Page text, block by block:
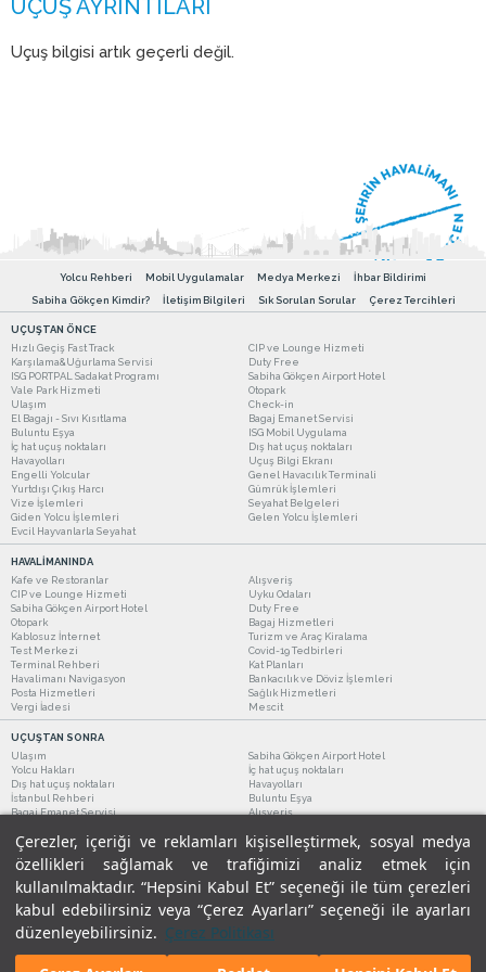
Çerezler, içeriği ve reklamları kişiselleştirmek, sosyal medya
özellikleri sağlamak ve trafiğimizi analiz etmek için
kullanılmaktadır. “Hepsini Kabul Et” seçeneği ile tüm çerezleri
kabul edebilirsiniz veya “Çerez Ayarları” seçeneği ile ayarları
düzenleyebilirsiniz. Çerez Politikası
Uçuş bilgisi artık geçerli değil.
Yolcu Rehberi Mobil Uygulamalar Medya Merkezi
İhbar Bildirimi
Sabiha Gökçen Kimdir?
İletişim Bilgileri Sık Sorulan Sorular Çerez Tercihleri
UÇUŞTAN ÖNCE
Hızlı Geçiş Fast Track
CIP ve Lounge Hizmeti
Karşılama&Uğurlama Servisi
Duty Free
ISG PORTPAL Sadakat Programı
Sabiha Gökçen Airport Hotel
Vale Park Hizmeti
Otopark
Ulaşım
Check-in
El Bagajı - Sıvı Kısıtlama
Bagaj Emanet Servisi
Buluntu Eşya
ISG Mobil Uygulama
İç hat uçuş noktaları
Dış hat uçuş noktaları
Havayolları
Uçuş Bilgi Ekranı
Engelli Yolcular
Genel Havacılık Terminali
Yurtdışı Çıkış Harcı
Gümrük İşlemleri
Vize İşlemleri
Seyahat Belgeleri
Giden Yolcu İşlemleri
Gelen Yolcu İşlemleri
Evcil Hayvanlarla Seyahat
HAVALİMANINDA
Kafe ve Restoranlar
Alışveriş
CIP ve Lounge Hizmeti
Uyku Odaları
Sabiha Gökçen Airport Hotel
Duty Free
Otopark
Bagaj Hizmetleri
Kablosuz İnternet
Turizm ve Araç Kiralama
Test Merkezi
Covid-19 Tedbirleri
Terminal Rehberi
Kat Planları
Havalimanı Navigasyon
Bankacılık ve Döviz İşlemleri
Posta Hizmetleri
Sağlık Hizmetleri
Vergi İadesi
Mescit
UÇUŞTAN SONRA
Ulaşım
Sabiha Gökçen Airport Hotel
Yolcu Hakları
İç hat uçuş noktaları
Dış hat uçuş noktaları
Havayolları
İstanbul Rehberi
Buluntu Eşya
Bagaj Emanet Servisi
Alışveriş